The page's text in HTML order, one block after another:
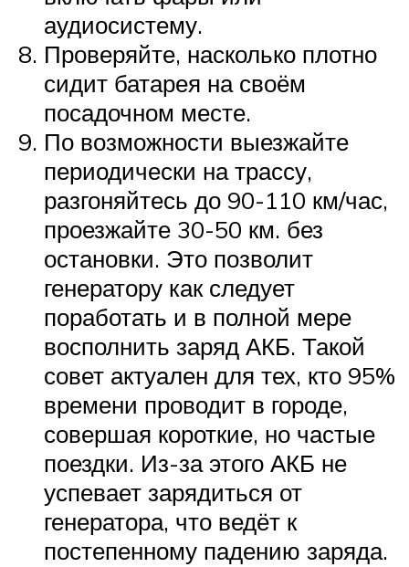
аудиосистему.
Проверяйте, насколько плотно
сидит батарея на своём
посадочном месте.
По возможности выезжайте
периодически на трассу,
разгоняйтесь до 90-110 км/час,
проезжайте 30-50 км. без
остановки. Это позволит
генератору как следует
поработать и в полной мере
восполнить заряд АКБ. Такой
совет актуален для тех, кто 95%
времени проводит в городе,
совершая короткие, но частые
поездки. Из-за этого АКБ не
успевает зарядиться от
генератора, что ведёт к
постепенному падению заряда.